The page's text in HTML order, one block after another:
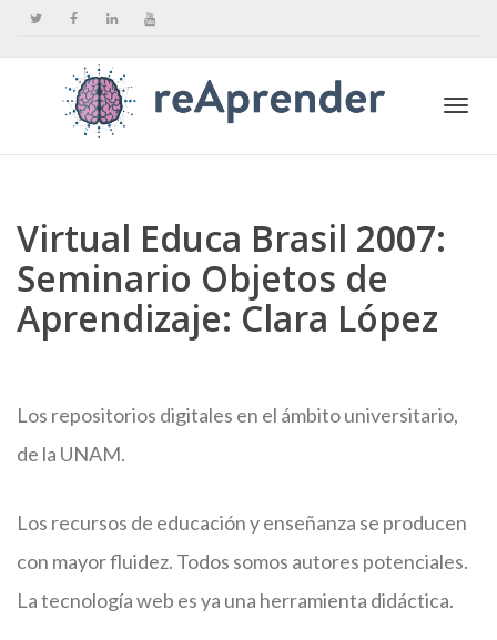
Virtual Educa Brasil 2007:
Seminario Objetos de
Aprendizaje: Clara López
Los repositorios digitales en el ámbito universitario,
de la UNAM.
Los recursos de educación y enseñanza se producen
con mayor fluidez. Todos somos autores potenciales.
La tecnología web es ya una herramienta didáctica.